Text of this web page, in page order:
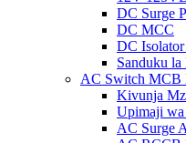
DC Surge
DC MCC
DC
Sanduku la
AC Switch MCB
Kivunja
Upimaji
AC Surge